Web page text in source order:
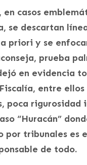
casos
se descartan
priori y se
prueba
en evidencia
entre ellos
poca rigurosidad
“Huracán”
por tribunales es
de todo.